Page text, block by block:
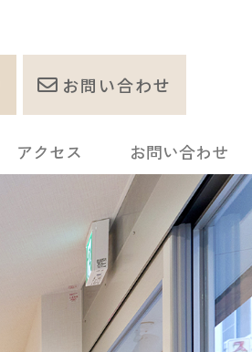
お問い合わせ
アクセス お問い合わせ